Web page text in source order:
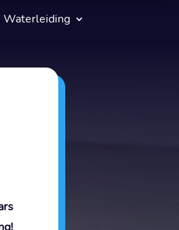
Waterleiding